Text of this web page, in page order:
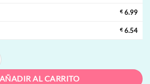
€ 6.99
€ 6.54
desechable | 100000 inhalaciones, 4
AÑADIR AL CARRITO